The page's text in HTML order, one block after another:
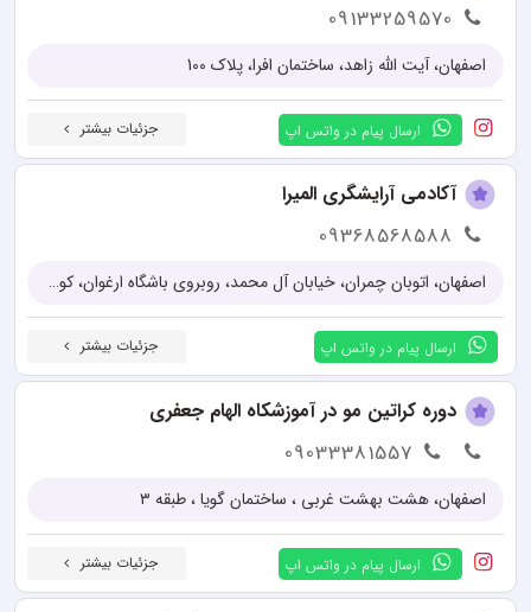
09133259570
اصفهان، آیت الله زاهد، ساختمان افرا، پلاک 100
ارسال پیام در واتس اپ جزئیات بیشتر
آکادمی آرایشگری المیرا
09368568588
اصفهان، اتوبان چمران، خیابان آل محمد، روبروی باشگاه ارغوان، کوچه گلبرگ 6، آموزشگاه زیبایی المیرا
ارسال پیام در واتس اپ جزئیات بیشتر
دوره کراتین مو در آموزشکاه الهام جعفری
09033381557
اصفهان، هشت بهشت غربی ، ساختمان گویا ، طبقه ۳
ارسال پیام در واتس اپ جزئیات بیشتر